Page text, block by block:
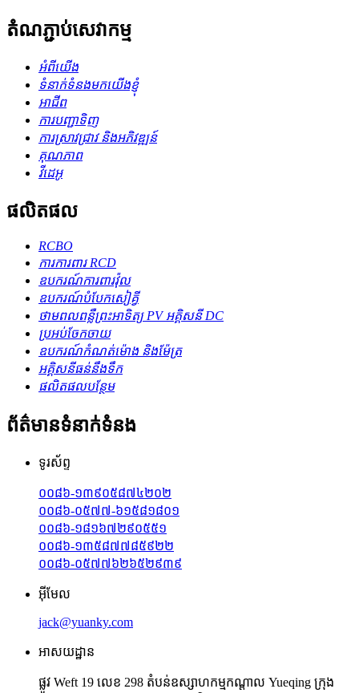
តំណភ្ជាប់សេវាកម្ម
អំពីយើង
ទំនាក់ទំនងមកយើងខ្ញុំ
អាជីព
ការបញ្ជាទិញ
ការស្រាវជ្រាវ និងអភិវឌ្ឍន៍
គុណភាព
វីដេអូ
ផលិតផល
RCBO
ការការពារ RCD
ឧបករណ៍ការពារវ៉ុល
ឧបករណ៍​បំបែក​សៀគ្វី
ថាមពលពន្លឺព្រះអាទិត្យ PV អគ្គិសនី DC
ប្រអប់ចែកចាយ
ឧបករណ៍កំណត់ម៉ោង និងម៉ែត្រ
អគ្គិសនីធន់នឹងទឹក
ផលិតផលបន្ថែម
ព័ត៌មានទំនាក់ទំនង
ទូរស័ព្ទ
០០៨៦-១៣៩០៥៨៧៤២០២
០០៨៦-០៥៧៧-៦១៥៨១៨០១
០០៨៦-១៨១៦៧២៩០៥៥១
០០៨៦-១៣៥៨៧៧៨៥៩២២
០០៨៦-០៥៧៧៦២៦៥២៩៣៩
អ៊ីមែល
jack@yuanky.com
អាសយដ្ឋាន
ផ្លូវ Weft 19 លេខ 298 តំបន់ឧស្សាហកម្មកណ្តាល Yueqing ក្រុង